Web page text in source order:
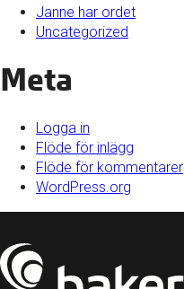
Janne har ordet
Uncategorized
Meta
Logga in
Flöde för inlägg
Flöde för kommentarer
WordPress.org